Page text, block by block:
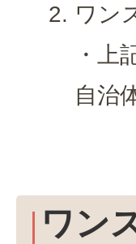
ワン
・上
自治
ワン